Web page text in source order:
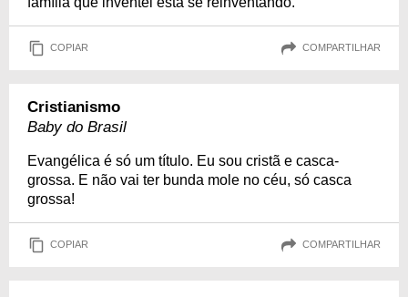
COPIAR COMPARTILHAR
Cristianismo
Baby do Brasil
Evangélica é só um título. Eu sou cristã e casca-
grossa. E não vai ter bunda mole no céu, só casca
grossa!
COPIAR COMPARTILHAR